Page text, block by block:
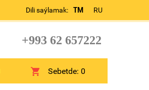
Dili saýlamak: TM RU
+993 62 657222
Sebetde:0